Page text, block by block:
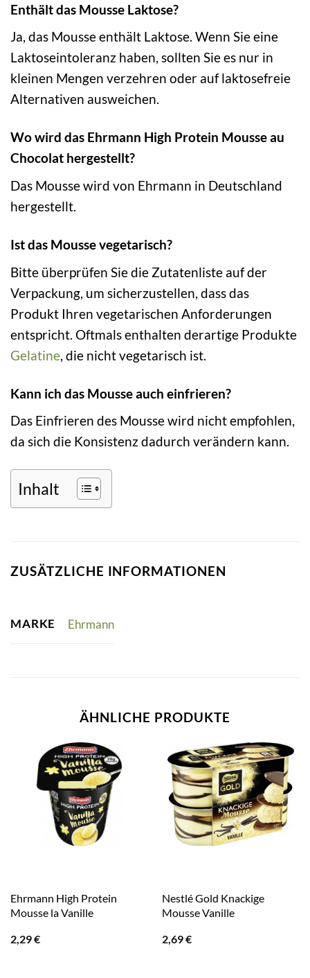
Enthält das Mousse Laktose?
Ja, das Mousse enthält Laktose. Wenn Sie eine
Laktoseintoleranz haben, sollten Sie es nur in
kleinen Mengen verzehren oder auf laktosefreie
Alternativen ausweichen.
Wo wird das Ehrmann High Protein Mousse au
Chocolat hergestellt?
Das Mousse wird von Ehrmann in Deutschland
hergestellt.
Ist das Mousse vegetarisch?
Bitte überprüfen Sie die Zutatenliste auf der
Verpackung, um sicherzustellen, dass das
Produkt Ihren vegetarischen Anforderungen
entspricht. Oftmals enthalten derartige Produkte
Gelatine , die nicht vegetarisch ist.
Kann ich das Mousse auch einfrieren?
Das Einfrieren des Mousse wird nicht empfohlen,
da sich die Konsistenz dadurch verändern kann.
Inhalt
ZUSÄTZLICHE INFORMATIONEN
MARKE Ehrmann
ÄHNLICHE PRODUKTE
Ehrmann High Protein
Mousse la Vanille
2,29€
Nestlé Gold Knackige
Mousse Vanille
2,69€